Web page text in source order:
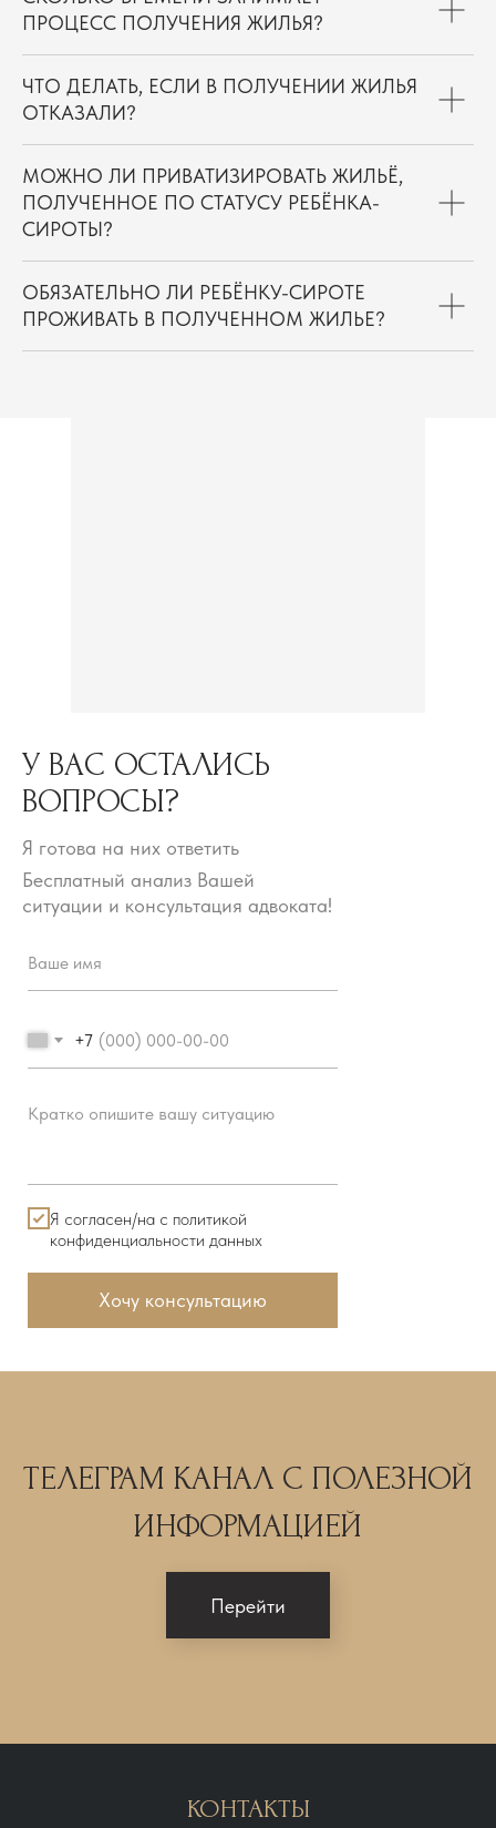
ПРОЦЕСС ПОЛУЧЕНИЯ ЖИЛЬЯ?
ЧТО ДЕЛАТЬ, ЕСЛИ В ПОЛУЧЕНИИ ЖИЛЬЯ
ОТКАЗАЛИ?
МОЖНО ЛИ ПРИВАТИЗИРОВАТЬ ЖИЛЬЁ,
ПОЛУЧЕННОЕ ПО СТАТУСУ РЕБЁНКА-
СИРОТЫ?
ОБЯЗАТЕЛЬНО ЛИ РЕБЁНКУ-СИРОТЕ
ПРОЖИВАТЬ В ПОЛУЧЕННОМ ЖИЛЬЕ?
У ВАС ОСТАЛИСЬ
ВОПРОСЫ?
Я готова на них ответить
Бесплатный анализ Вашей
ситуации и консультация адвоката!
+7
Я согласен/на с политикой
конфиденциальности данных
Хочу консультацию
ТЕЛЕГРАМ КАНАЛ С ПОЛЕЗНОЙ
ИНФОРМАЦИЕЙ
Перейти
КОНТАКТЫ